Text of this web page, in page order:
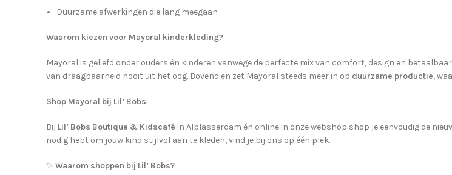
Duurzame afwerkingen die lang meegaan
Waarom kiezen voor Mayoral kinderkleding?
Mayoral is geliefd onder ouders én kinderen vanwege de perfecte mix van comfort, design en
van draagbaarheid nooit uit het oog. Bovendien zet Mayoral steeds meer in op duurzame productie,
Shop Mayoral bij Lil’ Bobs
Bij Lil’ Bobs Boutique & Kidscafé in Alblasserdam én online in onze webshop shop je eenvoudig de
nodig hebt om jouw kind stijlvol aan te kleden, vind je bij ons op één plek.
✨ Waarom shoppen bij Lil’ Bobs?